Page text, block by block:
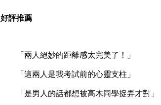
好評推薦
「兩人絕妙的距離感太完美了！」
「這兩人是我考試前的心靈支柱」
「是男人的話都想被高木同學捉弄才對」